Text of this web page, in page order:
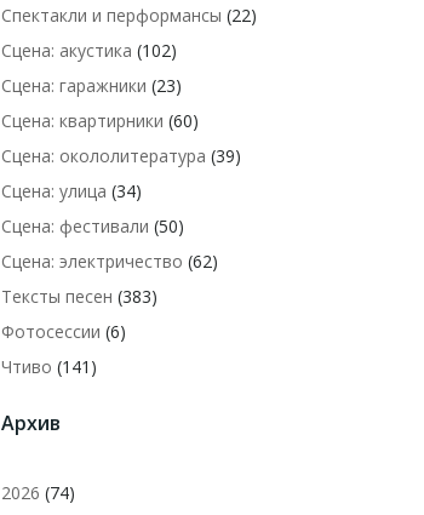
Спектакли и перформансы (22)
Сцена: акустика (102)
Сцена: гаражники (23)
Сцена: квартирники (60)
Сцена: окололитература (39)
Сцена: улица (34)
Сцена: фестивали (50)
Сцена: электричество (62)
Тексты песен (383)
Фотосессии (6)
Чтиво (141)
Архив
2026 (74)